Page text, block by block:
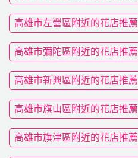
高雄市左營區附近的花店推薦
高雄市彌陀區附近的花店推薦
高雄市新興區附近的花店推薦
高雄市旗山區附近的花店推薦
高雄市旗津區附近的花店推薦